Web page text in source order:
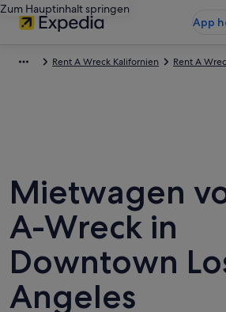
Zum Hauptinhalt springen
App
Rent A Wreck Kalifornien Rent A
Mietwagen
A-Wreck in
Downtown
Angeles